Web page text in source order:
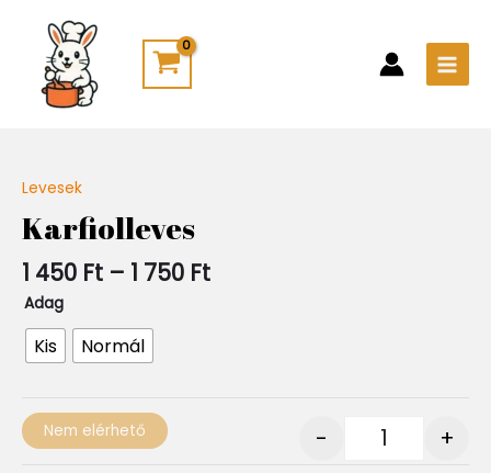
content
Levesek
Karfiolleves
1 450 Ft – 1 750 Ft-
1
Adag
Kis Normál
- +
Nem elérhető